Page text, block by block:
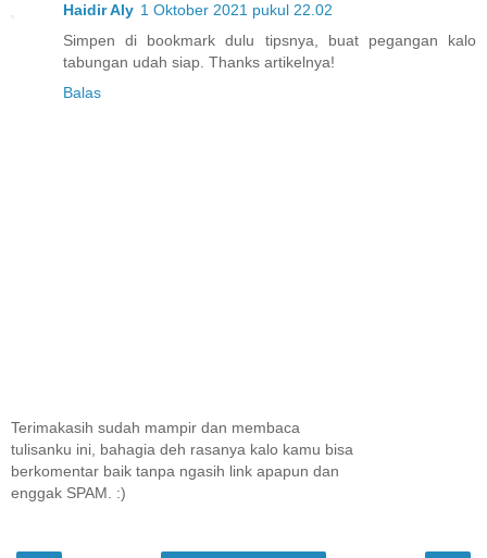
Haidir Aly 1 Oktober 2021 pukul 22.02
Simpen di bookmark dulu tipsnya, buat pegangan kalo
tabungan udah siap. Thanks artikelnya!
Balas
Terimakasih sudah mampir dan membaca
tulisanku ini, bahagia deh rasanya kalo kamu bisa
berkomentar baik tanpa ngasih link apapun dan
enggak SPAM. :)